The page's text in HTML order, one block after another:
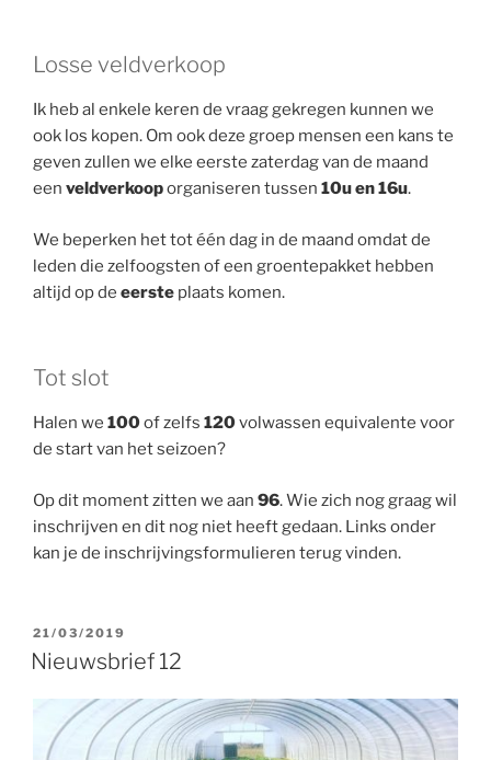
Losse veldverkoop
Ik heb al enkele keren de vraag gekregen kunnen we
ook los kopen. Om ook deze groep mensen een kans te
geven zullen we elke eerste zaterdag van de maand
een veldverkooporganiseren tussen 10u en 16u.
We beperken het tot één dag in de maand omdat de
leden die zelfoogsten of een groentepakket hebben
altijd op de eerste plaats komen.
Tot slot
Halen we 100of zelfs 120volwassen equivalente voor
de start van het seizoen?
Op dit moment zitten we aan 96. Wie zich nog graag wil
inschrijven en dit nog niet heeft gedaan. Links onder
kan je de inschrijvingsformulieren terug vinden.
GEPLAATST
OP
21/03/2019
Nieuwsbrief 12